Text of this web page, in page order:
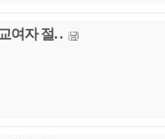
여자 절. .